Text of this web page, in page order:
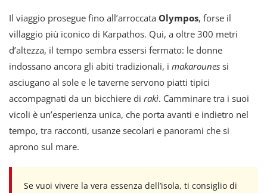
Il viaggio prosegue fino all’arroccata Olympos, forse il
villaggio più iconico di Karpathos. Qui, a oltre 300 metri
d’altezza, il tempo sembra essersi fermato: le donne
indossano ancora gli abiti tradizionali, i makarounes si
asciugano al sole e le taverne servono piatti tipici
accompagnati da un bicchiere di rakì. Camminare tra i suoi
vicoli è un’esperienza unica, che porta avanti e indietro nel
tempo, tra racconti, usanze secolari e panorami che si
aprono sul mare.
Se vuoi vivere la vera essenza dell’isola, ti consiglio di